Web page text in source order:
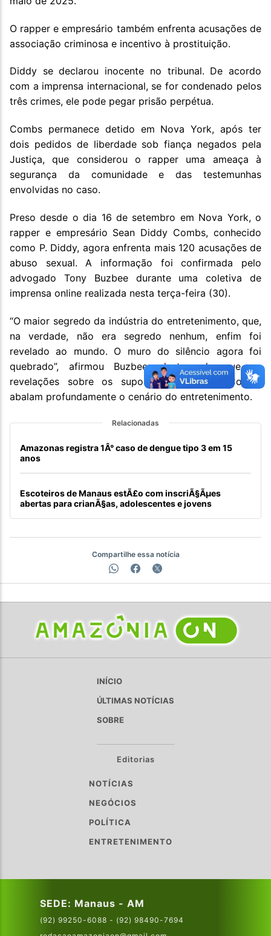
O rapper e empresário também enfrenta acusações de
associação criminosa e incentivo à prostituição.
Diddy se declarou inocente no tribunal. De acordo
com a imprensa internacional, se for condenado pelos
três crimes, ele pode pegar prisão perpétua.
Combs permanece detido em Nova York, após ter
dois pedidos de liberdade sob fiança negados pela
Justiça, que considerou o rapper uma ameaça à
segurança da comunidade e das testemunhas
envolvidas no caso.
Preso desde o dia 16 de setembro em Nova York, o
rapper e empresário Sean Diddy Combs, conhecido
como P. Diddy, agora enfrenta mais 120 acusações de
abuso sexual. A informação foi confirmada pelo
advogado Tony Buzbee durante uma coletiva de
imprensa online realizada nesta terça-feira (30).
“O maior segredo da indústria do entretenimento, que,
na verdade, não era segredo nenhum, enfim foi
revelado ao mundo. O muro do silêncio agora foi
quebrado”, afirmou Buzbee, destacando que as
revelações sobre os supostos crimes de Combs
abalam profundamente o cenário do entretenimento.
Relacionadas
Amazonas registra 1Â° caso de dengue tipo 3 em 15
anos
Escoteiros de Manaus estÃ£o com inscriÃ§Ãµes
abertas para crianÃ§as, adolescentes e jovens
Compartilhe essa notícia
INÍCIO
ÚLTIMAS NOTÍCIAS
SOBRE
Editorias
NOTÍCIAS
NEGÓCIOS
POLÍTICA
ENTRETENIMENTO
SEDE: Manaus - AM
(92) 99250-6088 - (92) 98490-7694